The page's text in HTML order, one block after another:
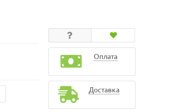
Оплата
Доставка